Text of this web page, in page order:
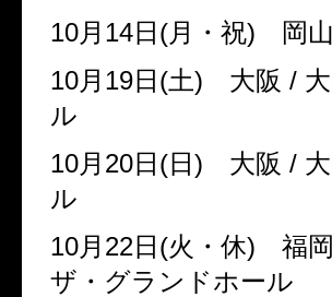
10月 14日(月・祝) 岡山
10月 19日(土) 大阪 /
ル
10月 20日(日) 大阪 /
ル
10月 22日(火・休) 福岡
ザ・グランドホール